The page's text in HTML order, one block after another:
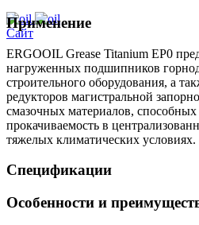
Сайт
Применение
ERGOOIL Grease Titanium EP0
нагруженных подшипников
строительного оборудования, а
редукторов магистральной
смазочных материалов,
прокачиваемость в
тяжелых климатических условиях.
Спецификации
Особенности и